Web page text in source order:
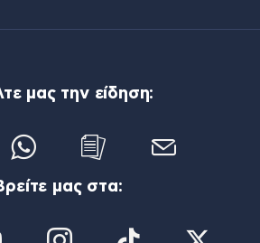
μας την είδηση:
μας στα: